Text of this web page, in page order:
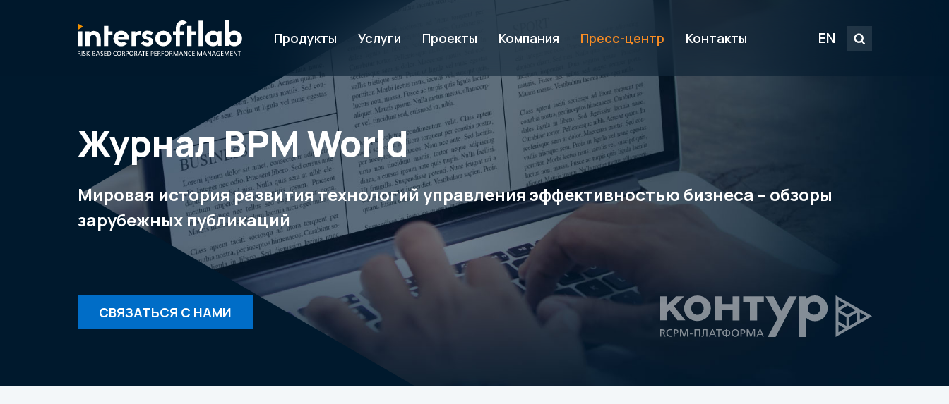
Продукты Услуги Проекты Компания Пресс-центр Контакты EN
Журнал ВРМ World
Мировая история развития технологий управления эффективностью бизнеса – обзоры
зарубежных публикаций
СВЯЗАТЬСЯ С НАМИ